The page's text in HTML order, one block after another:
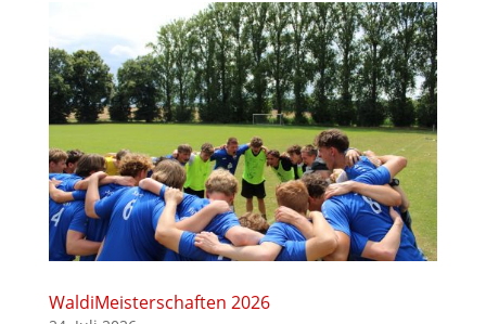
WaldiMeisterschaften 2026